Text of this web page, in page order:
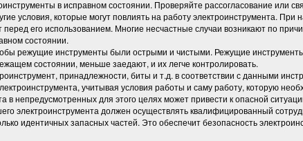
в исправном состоянии. Проверяйте рассогласование или
условия, которые могут повлиять на работу электроинструмента.
перед его использованием. Многие несчастные случаи возникают по
состоянии.
режущие инструменты были острыми и чистыми. Режущие
состоянии, меньше заедают, и их легче контролировать.
принадлежности, биты и т.д. в соответствии с данными
учитывая условия работы и саму работу, которую
в непредусмотренных для этого целях может привести к опасной
электроинструмента должен осуществлять квалифицированный
идентичных запасных частей. Это обеспечит безопасность